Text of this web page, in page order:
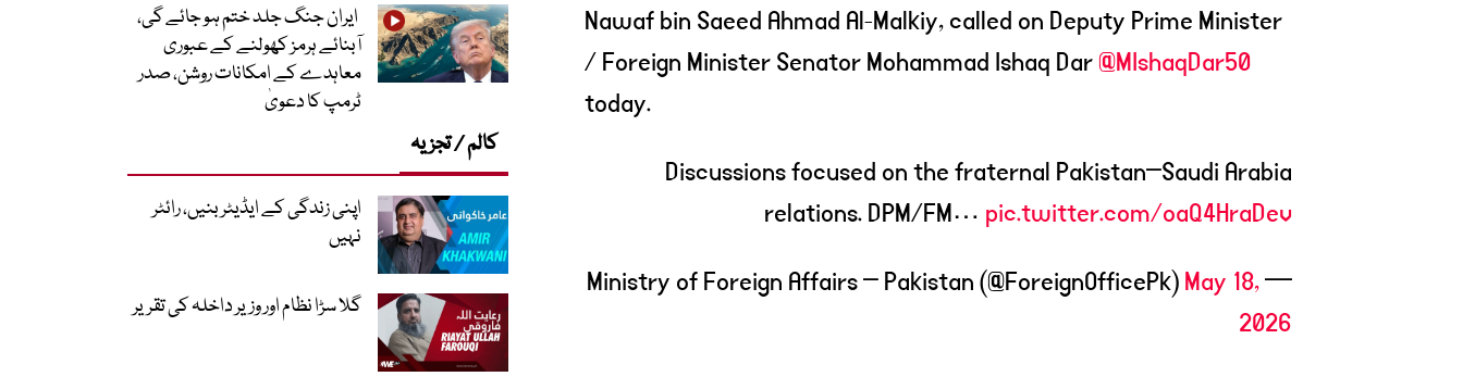
Nawaf bin Saeed Ahmad Al-Malkiy, called on Deputy Prime Minister
/ Foreign Minister Senator Mohammad Ishaq Dar@MIshaqDar50
today.
Discussions focused on the fraternal Pakistan–Saudi Arabia
relations. DPM/FM… pic.twitter.com/oaQ4HraDev
— Ministry of Foreign Affairs – Pakistan (@ForeignOfficePk)
May 18,
2026
ایران جنگ جلد ختم ہو جائے گی،
آبنائے ہرمز کھولنے کے عبوری
معاہدے کے امکانات روشن، صدر
ٹرمپ کا دعویٰ
کالم / تجزیہ
اپنی زندگی کے ایڈیٹر بنیں، رائٹر
نہیں
گلا سڑا نظام اور وزیر داخلہ کی تقریر